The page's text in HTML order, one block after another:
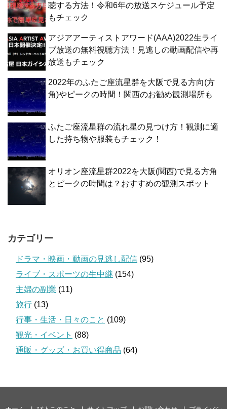
聴する方法！令和6年の放送スケジュール予定
もチェック
アジアアーティストアワード(AAA)2022生ライ
ブ放送の無料視聴方法！見逃しの動画配信や再
放送もチェック
2022年のふたご座流星群を大阪で見る方向(方
角)やピークの時間！関西のお勧め観測場所も
ふたご座流星群の流れ星の見つけ方！観測に適
した持ち物や服装もチェック！
オリオン座流星群2022を大阪(関西)で見る方角
とピークの時間は？おすすめの観測スポット
カテゴリー
ドラマ・映画・動画の見逃し配信 (95)
ライブ・スポーツの生中継 (154)
主婦の副業 (11)
旅行 (13)
行事・生活・日々のこと (109)
観光・イベント (88)
通販・グッズ・お買い得商品 (64)